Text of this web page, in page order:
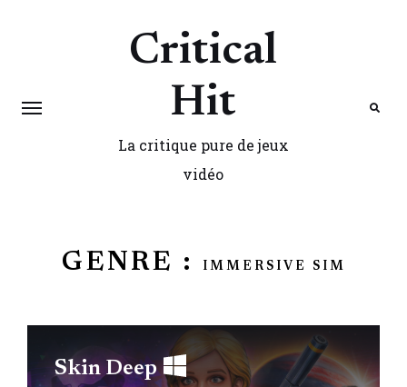
Critical
Hit
La critique pure de jeux
vidéo
GENRE : IMMERSIVE SIM
Skin Deep